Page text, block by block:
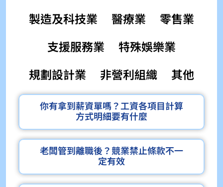
製造及科技業
醫療業
零售業
支援服務業
特殊娛樂業
規劃設計業
非營利組織 其他
你有拿到薪資單嗎？工資各項目計算
方式明細要有什麼
老闆管到離職後？競業禁止條款不一
定有效